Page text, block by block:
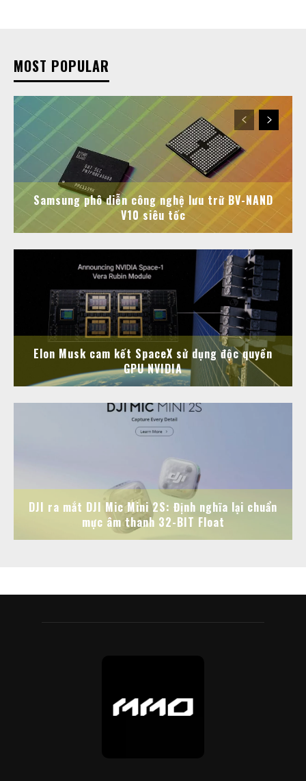
MOST POPULAR
Samsung phô diễn công nghệ lưu trữ BV-NAND
V10 siêu tốc
Elon Musk cam kết SpaceX sử dụng độc quyền
GPU NVIDIA
DJI ra mắt DJI Mic Mini 2S: Định nghĩa lại chuẩn
mực âm thanh 32-BIT Float